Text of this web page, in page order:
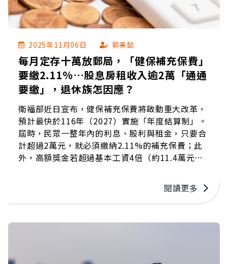
2025年11月06日 郭美懿
每月定存十萬放郵局，「健保補充保費」
要繳2.11%…股息房租收入逾2萬「通通
要繳」，退休族怎因應？
衛福部近日宣布，健保補充保費將啟動重大改革，
預計最快於116年（2027）實施「年度結算制」。
屆時，民眾一整年內的利息、股利與租金，只要合
計超過2萬元，就必須繳納2.11%的補充保費；此
外，高額獎金若超過基本工資4倍（約11.4萬元）
挹注健保約新台幣100億至200億元。不過新制引
發反彈，行政院長卓榮泰已指示衛福部廣泛聽取各
界意見，暫緩具爭議的規劃，並加強社會溝通。
閱讀更多